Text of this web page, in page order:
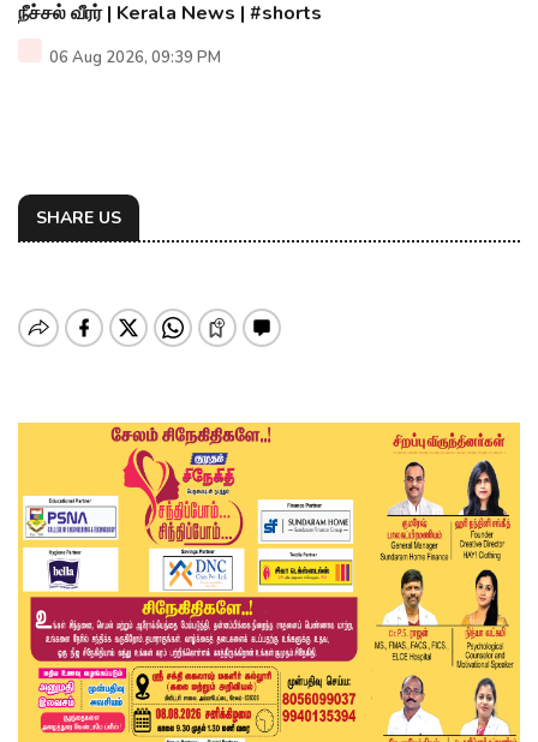
நீச்சல் வீரர் | Kerala News | #shorts
06 Aug 2026, 09:39 PM
SHARE US